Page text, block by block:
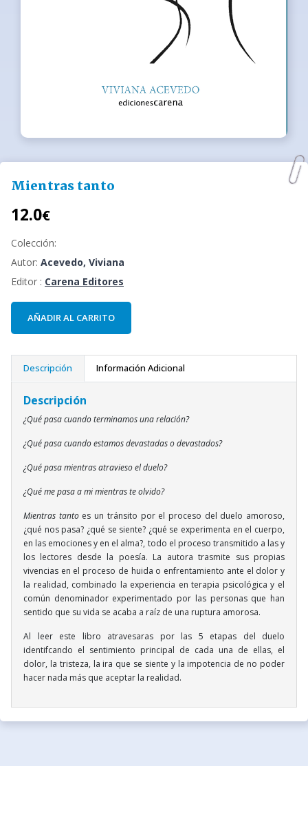
Mientras tanto
12.0€
Colección:
Autor: Acevedo, Viviana
Editor : Carena Editores
AÑADIR AL CARRITO
Descripción Información Adicional
Descripción
¿Qué pasa cuando terminamos una relación?
¿Qué pasa cuando estamos devastadas o devastados?
¿Qué pasa mientras atravieso el duelo?
¿Qué me pasa a mi mientras te olvido?
Mientras tantoes un tránsito por el proceso del duelo amoroso,
¿qué nos pasa? ¿qué se siente? ¿qué se experimenta en el cuerpo,
en las emociones y en el alma?, todo el proceso transmitido a las y
los lectores desde la poesía. La autora trasmite sus propias
vivencias en el proceso de huida o enfrentamiento ante el dolor y
la realidad, combinado la experiencia en terapia psicológica y el
común denominador experimentado por las personas que han
sentido que su vida se acaba a raíz de una ruptura amorosa.
Al leer este libro atravesaras por las 5 etapas del duelo
identifcando el sentimiento principal de cada una de ellas, el
dolor, la tristeza, la ira que se siente y la impotencia de no poder
hacer nada más que aceptar la realidad.